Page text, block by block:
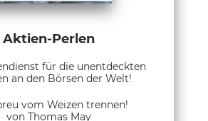
Aktien-Perlen
für die unentdeckten
an den Börsen der Welt!
vom Weizen trennen!
von Thomas May